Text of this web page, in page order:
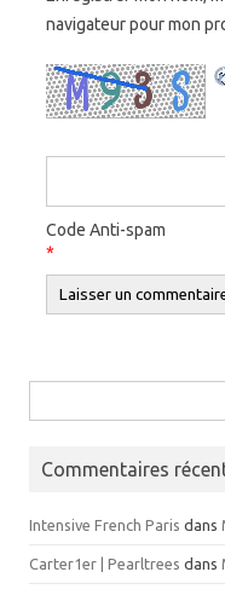
navigateur pour mon
Code Anti-spam
*
Commentaires
Intensive French Paris dans
Carter1er | Pearltrees dans